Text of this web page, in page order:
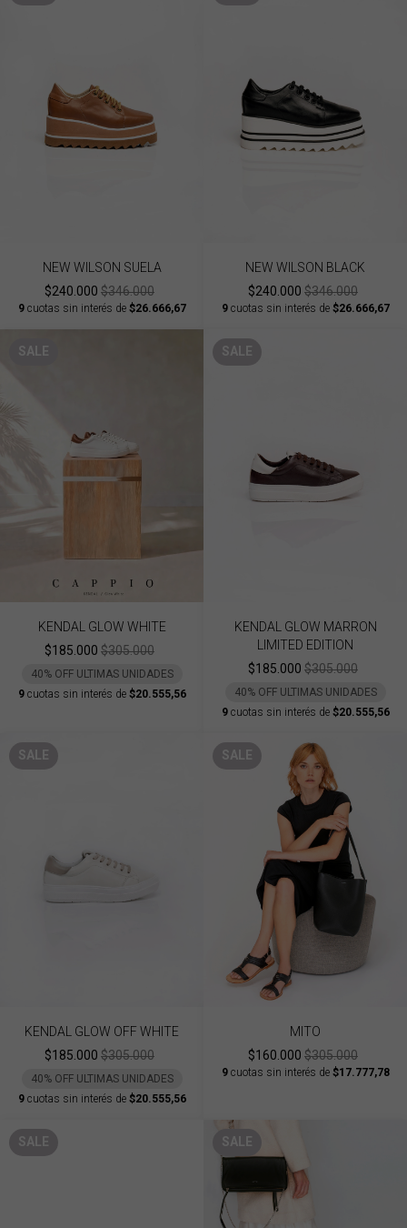
NEW WILSON SUELA
$240.000 $346.000
9cuotas sin interés de $26.666,67
NEW WILSON BLACK
$240.000 $346.000
9cuotas sin interés de $26.666,67
SALE
KENDAL GLOW WHITE
$185.000 $305.000
40% OFF ULTIMAS UNIDADES
9cuotas sin interés de $20.555,56
SALE
KENDAL GLOW MARRON
LIMITED EDITION
$185.000 $305.000
40% OFF ULTIMAS UNIDADES
9cuotas sin interés de $20.555,56
SALE
KENDAL GLOW OFF WHITE
$185.000 $305.000
40% OFF ULTIMAS UNIDADES
9cuotas sin interés de $20.555,56
SALE
MITO
$160.000 $305.000
9cuotas sin interés de $17.777,78
SALE SALE